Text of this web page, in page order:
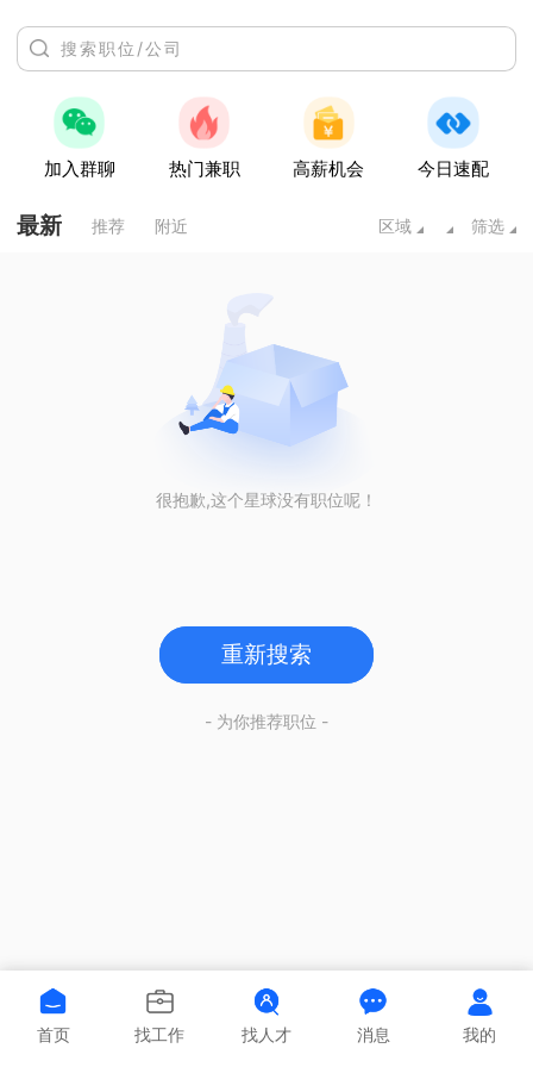
加入群聊 热门兼职 高薪机会 今日速配
最新 推荐 附近 区域 筛选
很抱歉,这个星球没有职位呢！
重新搜索
- 为你推荐职位 -
首页 找工作 找人才 消息 我的